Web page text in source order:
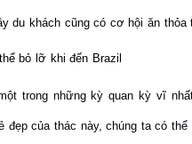
du khách cũng có cơ hội ăn thỏa
trong những kỳ quan kỳ vĩ
đẹp của thác này, chúng ta có